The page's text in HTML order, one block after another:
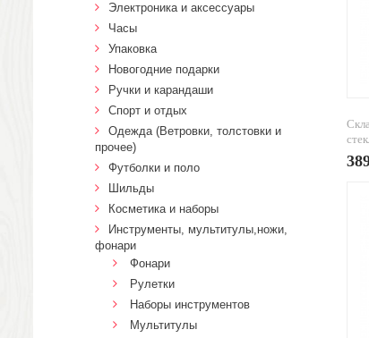
Электроника и аксессуары
Часы
Упаковка
Новогодние подарки
Ручки и карандаши
Спорт и отдых
Одежда (Ветровки, толстовки и
прочее)
Футболки и поло
Шильды
Косметика и наборы
Инструменты, мультитулы,ножи,
фонари
Фонари
Рулетки
Наборы инструментов
Мультитулы